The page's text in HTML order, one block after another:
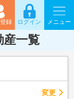
録 ログイン メニュー
産一覧
変更